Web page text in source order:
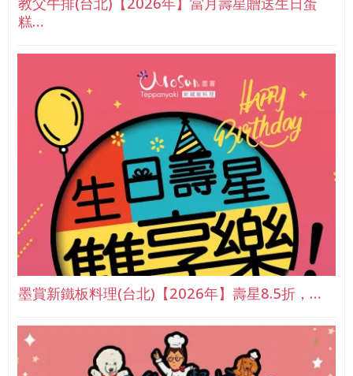
糕…
墨賞新鐵板料理(台北)【2026年】壽星8.5折，…